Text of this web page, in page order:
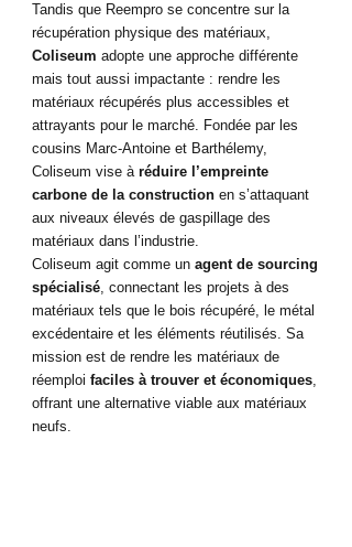
Tandis que Reempro se concentre sur la
récupération physique des matériaux,
Coliseum adopte une approche différente
mais tout aussi impactante : rendre les
matériaux récupérés plus accessibles et
attrayants pour le marché. Fondée par les
cousins Marc-Antoine et Barthélemy,
Coliseum vise à réduire l’empreinte
carbone de la construction en s’attaquant
aux niveaux élevés de gaspillage des
matériaux dans l’industrie.
Coliseum agit comme un agent de sourcing
spécialisé, connectant les projets à des
matériaux tels que le bois récupéré, le métal
excédentaire et les éléments réutilisés. Sa
mission est de rendre les matériaux de
réemploi faciles à trouver et économiques,
offrant une alternative viable aux matériaux
neufs.